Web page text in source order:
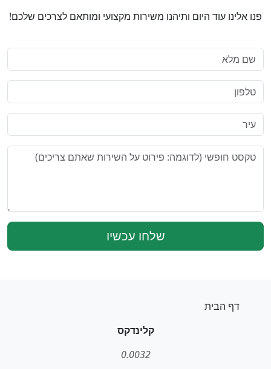
פנו אלינו עוד היום ותיהנו משירות מקצועי ומותאם לצרכים שלכם!
שלחו עכשיו
דף הבית
קלינדקס
0.0032